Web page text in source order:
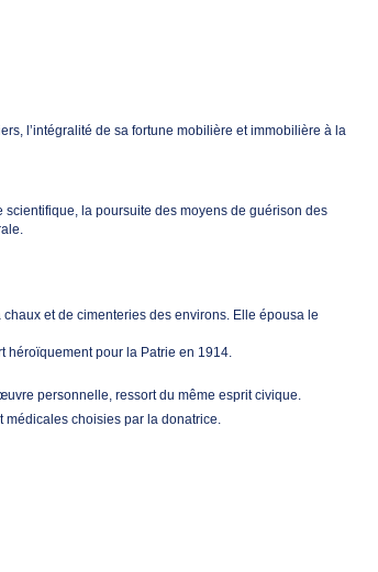
l’intégralité de sa fortune mobilière et immobilière à la
la poursuite des moyens de guérison des
et de cimenteries des environs. Elle épousa le
héroïquement pour la Patrie en 1914.
personnelle, ressort du même esprit civique.
médicales choisies par la donatrice.